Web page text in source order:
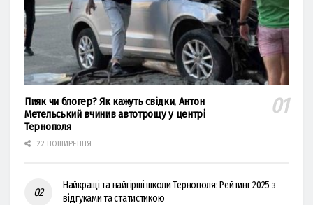
Пияк чи блогер? Як кажуть свідки, Антон
Метельський вчинив автотрощу у центрі
Тернополя
22 ПОШИРЕННЯ
Найкращі та найгірші школи Тернополя: Рейтинг 2025 з
відгуками та статистикою